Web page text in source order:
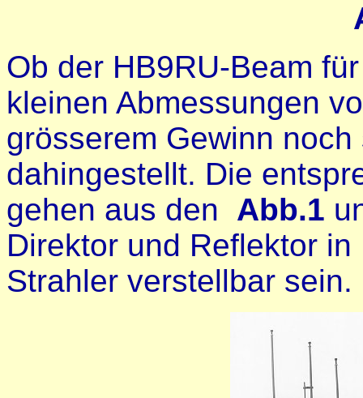
Ob der HB9RU-Beam
kleinen Abmessungen
grösserem Gewinn
dahingestellt. Die
gehen aus den Abb.1
Direktor und Reflektor
Strahler verstellbar sein.